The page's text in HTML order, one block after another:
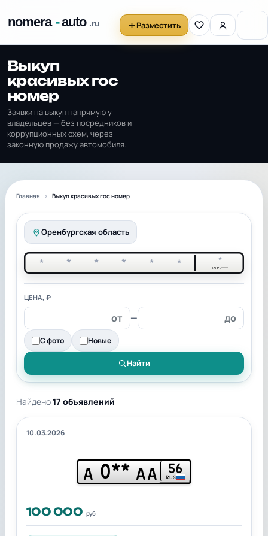
Разместить
Выкуп
красивых гос
номер
Заявки на выкуп напрямую у
владельцев — без посредников и
коррупционных схем, через
законную продажу автомобиля.
Главная Выкуп красивых гос номер
Оренбургская область
* * * * * * *
RUS
ЦЕНА, ₽
—
С фото Новые
Найти
Найдено17 объявлений
10.03.2026
А 0** АА 56
RUS
100 000 руб